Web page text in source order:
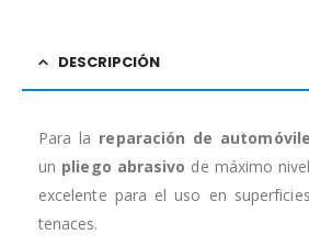
DESCRIPCIÓN
Para la reparación de
un pliego abrasivo de máximo
excelente para el uso en
tenaces.